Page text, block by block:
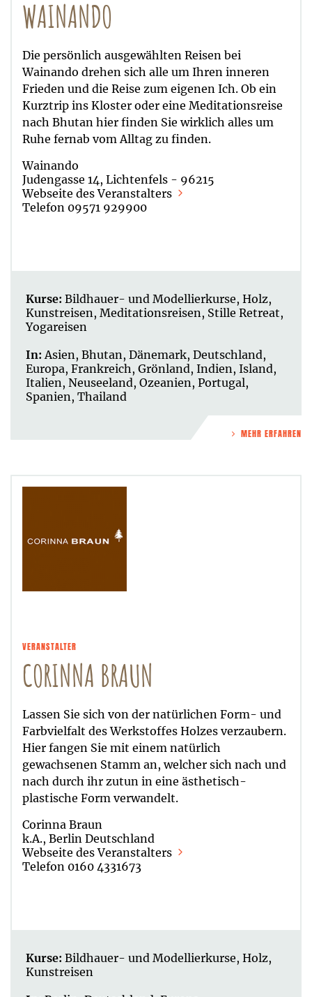
WAINANDO
Die persönlich ausgewählten Reisen bei
Wainando drehen sich alle um Ihren inneren
Frieden und die Reise zum eigenen Ich. Ob ein
Kurztrip ins Kloster oder eine Meditationsreise
nach Bhutan hier finden Sie wirklich alles um
Ruhe fernab vom Alltag zu finden.
Wainando
Judengasse 14, Lichtenfels - 96215
Webseite des Veranstalters
Telefon 09571 929900
Kurse: Bildhauer- und Modellierkurse, Holz,
Kunstreisen, Meditationsreisen, Stille Retreat,
Yogareisen
In: Asien, Bhutan, Dänemark, Deutschland,
Europa, Frankreich, Grönland, Indien, Island,
Italien, Neuseeland, Ozeanien, Portugal,
Spanien, Thailand
MEHR ERFAHREN
VERANSTALTER
CORINNA BRAUN
Lassen Sie sich von der natürlichen Form- und
Farbvielfalt des Werkstoffes Holzes verzaubern.
Hier fangen Sie mit einem natürlich
gewachsenen Stamm an, welcher sich nach und
nach durch ihr zutun in eine ästhetisch-
plastische Form verwandelt.
Corinna Braun
k.A., Berlin Deutschland
Webseite des Veranstalters
Telefon 0160 4331673
Kurse: Bildhauer- und Modellierkurse, Holz,
Kunstreisen